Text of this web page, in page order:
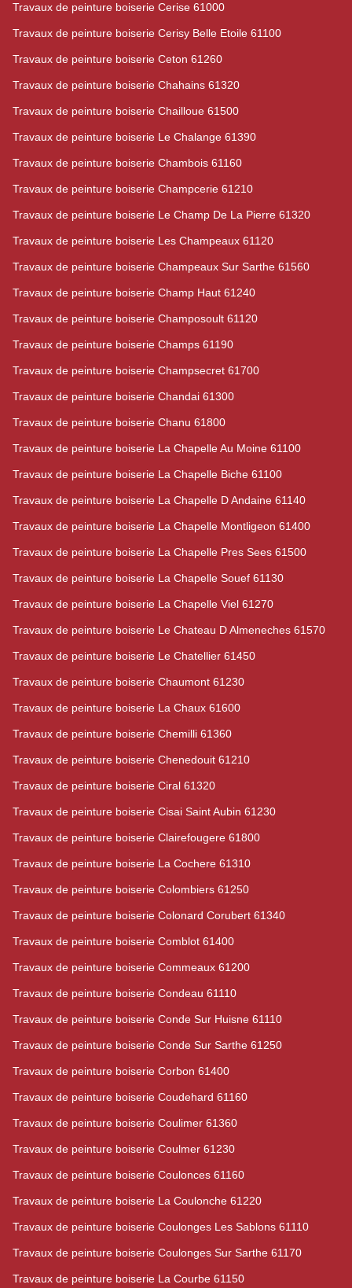
Travaux de peinture boiserie Cerise 61000
Travaux de peinture boiserie Cerisy Belle Etoile 61100
Travaux de peinture boiserie Ceton 61260
Travaux de peinture boiserie Chahains 61320
Travaux de peinture boiserie Chailloue 61500
Travaux de peinture boiserie Le Chalange 61390
Travaux de peinture boiserie Chambois 61160
Travaux de peinture boiserie Champcerie 61210
Travaux de peinture boiserie Le Champ De La Pierre 61320
Travaux de peinture boiserie Les Champeaux 61120
Travaux de peinture boiserie Champeaux Sur Sarthe 61560
Travaux de peinture boiserie Champ Haut 61240
Travaux de peinture boiserie Champosoult 61120
Travaux de peinture boiserie Champs 61190
Travaux de peinture boiserie Champsecret 61700
Travaux de peinture boiserie Chandai 61300
Travaux de peinture boiserie Chanu 61800
Travaux de peinture boiserie La Chapelle Au Moine 61100
Travaux de peinture boiserie La Chapelle Biche 61100
Travaux de peinture boiserie La Chapelle D Andaine 61140
Travaux de peinture boiserie La Chapelle Montligeon 61400
Travaux de peinture boiserie La Chapelle Pres Sees 61500
Travaux de peinture boiserie La Chapelle Souef 61130
Travaux de peinture boiserie La Chapelle Viel 61270
Travaux de peinture boiserie Le Chateau D Almeneches 61570
Travaux de peinture boiserie Le Chatellier 61450
Travaux de peinture boiserie Chaumont 61230
Travaux de peinture boiserie La Chaux 61600
Travaux de peinture boiserie Chemilli 61360
Travaux de peinture boiserie Chenedouit 61210
Travaux de peinture boiserie Ciral 61320
Travaux de peinture boiserie Cisai Saint Aubin 61230
Travaux de peinture boiserie Clairefougere 61800
Travaux de peinture boiserie La Cochere 61310
Travaux de peinture boiserie Colombiers 61250
Travaux de peinture boiserie Colonard Corubert 61340
Travaux de peinture boiserie Comblot 61400
Travaux de peinture boiserie Commeaux 61200
Travaux de peinture boiserie Condeau 61110
Travaux de peinture boiserie Conde Sur Huisne 61110
Travaux de peinture boiserie Conde Sur Sarthe 61250
Travaux de peinture boiserie Corbon 61400
Travaux de peinture boiserie Coudehard 61160
Travaux de peinture boiserie Coulimer 61360
Travaux de peinture boiserie Coulmer 61230
Travaux de peinture boiserie Coulonces 61160
Travaux de peinture boiserie La Coulonche 61220
Travaux de peinture boiserie Coulonges Les Sablons 61110
Travaux de peinture boiserie Coulonges Sur Sarthe 61170
Travaux de peinture boiserie La Courbe 61150